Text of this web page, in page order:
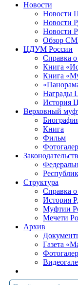
Новости
Новости
Новости
Новости
Обзор
ЦДУМ России
Справка
Книга
Книга
Награды
История
Верховный
Книга
Фильм
Структура
Справка
История
Муфтии
Мечети
Архив
Газета